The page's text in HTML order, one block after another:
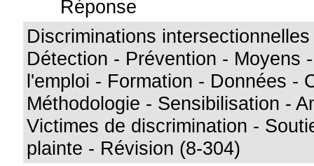
Réponse
Discriminations
Détection - Prévention - Moyens
l'emploi - Formation - Données -
Méthodologie - Sensibilisation -
Victimes de discrimination -
plainte - Révision (8-304)